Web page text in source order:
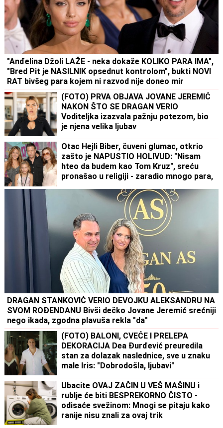
"Anđelina Džoli LAŽE - neka dokaže KOLIKO PARA IMA",
"Bred Pit je NASILNIK opsednut kontrolom", bukti NOVI
RAT bivšeg para kojem ni razvod nije doneo mir
(FOTO) PRVA OBJAVA JOVANE JEREMIĆ
NAKON ŠTO SE DRAGAN VERIO
Voditeljka izazvala pažnju potezom, bio
je njena velika ljubav
Otac Hejli Biber, čuveni glumac, otkrio
zašto je NAPUSTIO HOLIVUD: "Nisam
hteo da budem kao Tom Kruz", sreću
pronašao u religiji - zaradio mnogo para,
DRAGAN STANKOVIĆ VERIO DEVOJKU ALEKSANDRU NA
SVOM ROĐENDANU Bivši dečko Jovane Jeremić srećniji
nego ikada, zgodna plavuša rekla "da"
(FOTO) BALONI, CVEĆE I PRELEPA
DEKORACIJA Dea Đurđević preuredila
stan za dolazak naslednice, sve u znaku
male Iris: "Dobrodošla, ljubavi"
Ubacite OVAJ ZAČIN U VEŠ MAŠINU i
rublje će biti BESPREKORNO ČISTO -
odisaće svežinom: Mnogi se pitaju kako
ranije nisu znali za ovaj trik